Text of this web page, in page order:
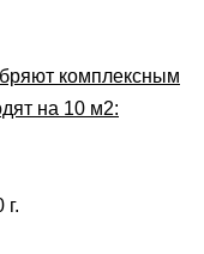
комплексным
на 10 м2: